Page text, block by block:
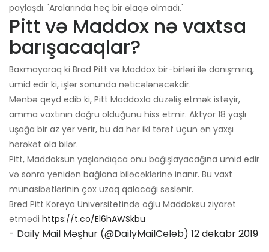
paylaşdı. 'Aralarında heç bir əlaqə olmadı.'
Pitt və Maddox nə vaxtsa
barışacaqlar?
Baxmayaraq ki Brad Pitt və Maddox bir-birləri ilə danışmırıq,
ümid edir ki, işlər sonunda nəticələnəcəkdir.
Mənbə qeyd edib ki, Pitt Maddoxla düzəliş etmək istəyir,
amma vaxtının doğru olduğunu hiss etmir. Aktyor 18 yaşlı
uşağa bir az yer verir, bu da hər iki tərəf üçün ən yaxşı
hərəkət ola bilər.
Pitt, Maddoksun yaşlandıqca onu bağışlayacağına ümid edir
və sonra yenidən bağlana biləcəklərinə inanır. Bu vaxt
münasibətlərinin çox uzaq qalacağı səslənir.
Bred Pitt Koreya Universitetində oğlu Maddoksu ziyarət
etmədi https://t.co/El6hAWSkbu
- Daily Mail Məşhur (@DailyMailCeleb) 12 dekabr 2019